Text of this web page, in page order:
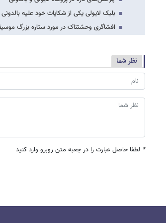
بلیک لایولی یکی از شکایات خود علیه
افشاگری وحشتناک در مورد ستاره بزرگ
نظر شما
* لطفا حاصل عبارت را در جعبه متن روبرو وارد کنید